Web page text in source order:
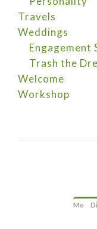
Travels
Weddings
Engagement
Trash the
Welcome
Workshop
Mo Di